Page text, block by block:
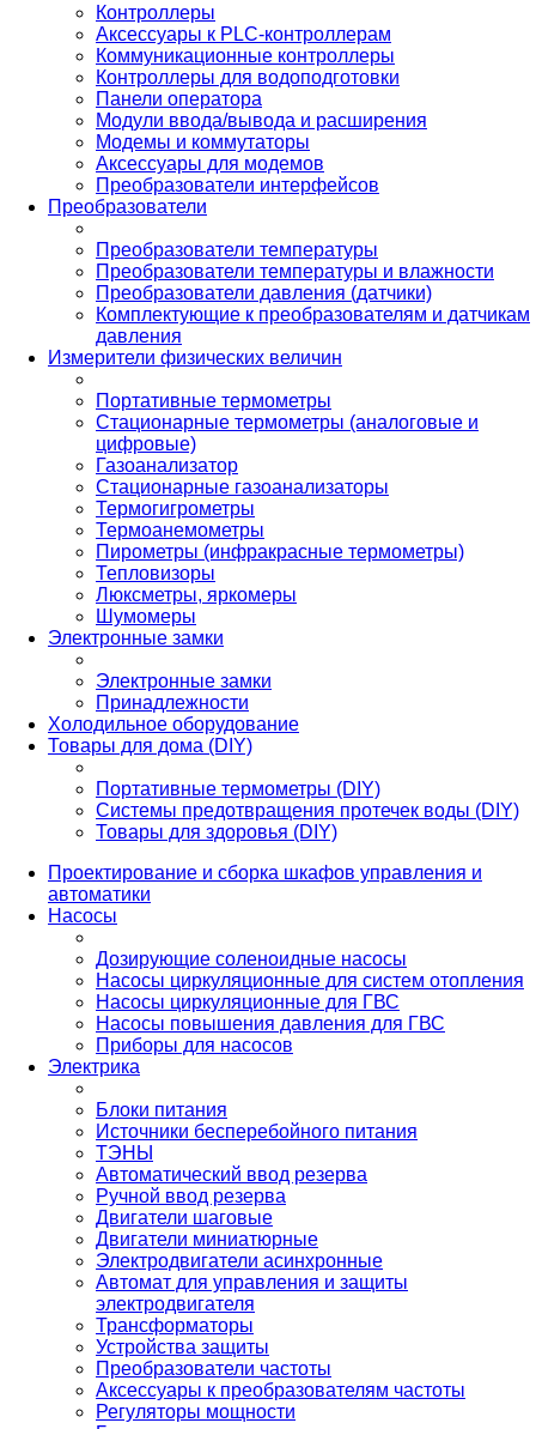
Контроллеры
Аксессуары к PLC-контроллерам
Коммуникационные контроллеры
Контроллеры для водоподготовки
Панели оператора
Модули ввода/вывода и расширения
Модемы и коммутаторы
Аксессуары для модемов
Преобразователи интерфейсов
Преобразователи
Преобразователи температуры
Преобразователи температуры и влажности
Преобразователи давления (датчики)
Комплектующие к преобразователям и датчикам
давления
Измерители физических величин
Портативные термометры
Стационарные термометры (аналоговые и
цифровые)
Газоанализатор
Стационарные газоанализаторы
Термогигрометры
Термоанемометры
Пирометры (инфракрасные термометры)
Тепловизоры
Люксметры, яркомеры
Шумомеры
Электронные замки
Электронные замки
Принадлежности
Холодильное оборудование
Товары для дома (DIY)
Портативные термометры (DIY)
Системы предотвращения протечек воды (DIY)
Товары для здоровья (DIY)
Проектирование и сборка шкафов управления и
автоматики
Насосы
Дозирующие соленоидные насосы
Насосы циркуляционные для систем отопления
Насосы циркуляционные для ГВС
Насосы повышения давления для ГВС
Приборы для насосов
Электрика
Блоки питания
Источники бесперебойного питания
ТЭНЫ
Автоматический ввод резерва
Ручной ввод резерва
Двигатели шаговые
Двигатели миниатюрные
Электродвигатели асинхронные
Автомат для управления и защиты
электродвигателя
Трансформаторы
Устройства защиты
Преобразователи частоты
Аксессуары к преобразователям частоты
Регуляторы мощности